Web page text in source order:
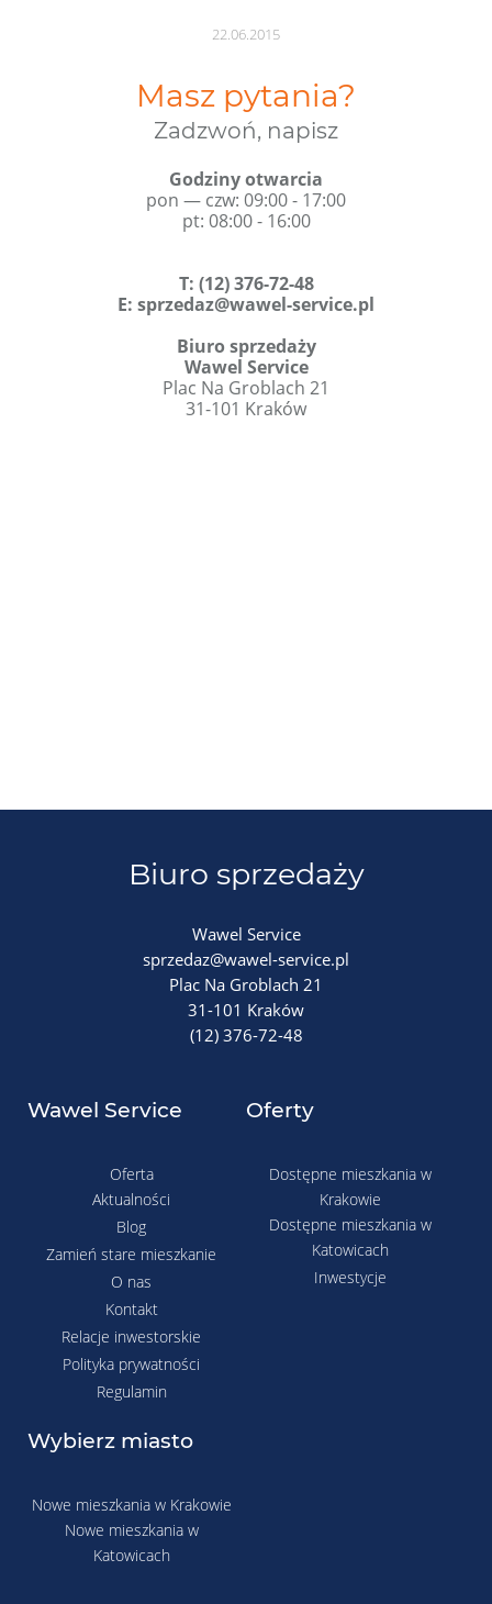
22.06.2015
Masz pytania?
Zadzwoń, napisz
Godziny otwarcia
pon — czw: 09:00 - 17:00
pt: 08:00 - 16:00
T: (12) 376-72-48
E: sprzedaz@wawel-service.pl
Biuro sprzedaży
Wawel Service
Plac Na Groblach 21
31-101 Kraków
Biuro sprzedaży
Wawel Service
sprzedaz@wawel-service.pl
Plac Na Groblach 21
31-101 Kraków
(12) 376-72-48
Wawel Service
Oferta
Aktualności
Blog
Zamień stare mieszkanie
O nas
Kontakt
Relacje inwestorskie
Polityka prywatności
Regulamin
Oferty
Dostępne mieszkania w
Krakowie
Dostępne mieszkania w
Katowicach
Inwestycje
Wybierz miasto
Nowe mieszkania w Krakowie
Nowe mieszkania w
Katowicach